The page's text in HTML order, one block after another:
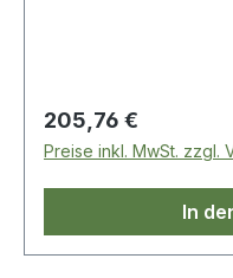
Regulärer Preis:
205,76 €
Preise inkl. MwSt. zzgl.
In